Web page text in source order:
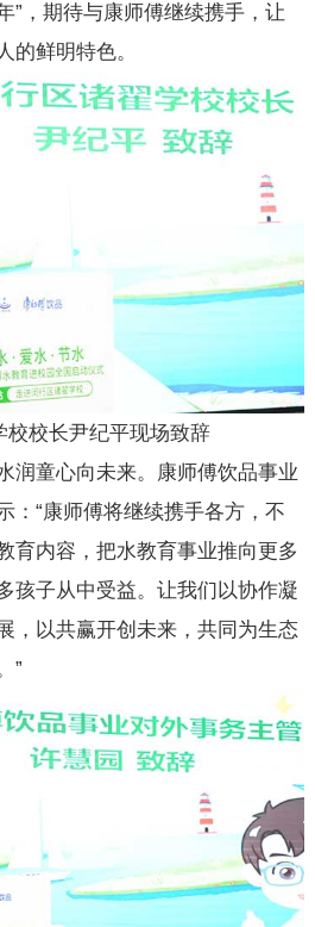
”，期待与康师傅继续携手，让
的鲜明特色。
校校长尹纪平现场致辞
童心向未来。康师傅饮品事业
：“康师傅将继续携手各方，不
育内容，把水教育事业推向更多
孩子从中受益。让我们以协作凝
，以共赢开创未来，共同为生态
”